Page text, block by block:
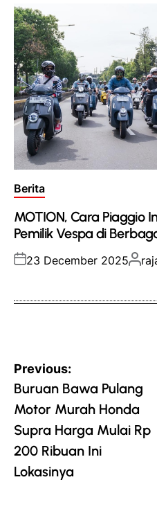
Posted
Berita
MOTION, Cara Piaggio
Pemilik Vespa di
Posted
23 December 2025
Post
navigation
Previous:
Buruan Bawa Pulang
Motor Murah Honda
Supra Harga Mulai Rp
200 Ribuan Ini
Lokasinya